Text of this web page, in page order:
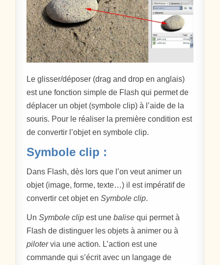
Le glisser/déposer (drag and drop en anglais)
est une fonction simple de Flash qui permet de
déplacer un objet (symbole clip) à l’aide de la
souris. Pour le réaliser la première condition est
de convertir l’objet en symbole clip.
Symbole clip :
Dans Flash, dès lors que l’on veut animer un
objet (image, forme, texte…) il est impératif de
convertir cet objet enSymbole clip.
UnSymbole clip est unebalise qui permet à
Flash de distinguer les objets à animer ou à
pilotervia une action. L’action est une
commande qui s’écrit avec un langage de